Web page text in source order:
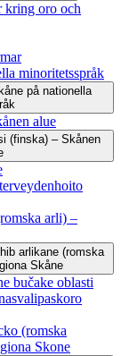
kring oro och
minoritetsspråk
på nationella
alue
(finska) – Skånen
arli) –
arlikane (romska
Skåne
bučake oblasti
(romska
Skone